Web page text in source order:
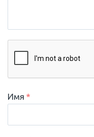
Имя *